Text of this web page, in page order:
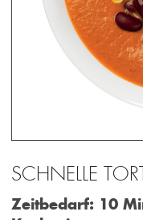
SCHNELLE
Zeitbedarf: 10